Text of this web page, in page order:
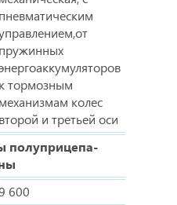
пневматическим
пружинных
к тормозным
механизмам колес
второй и третьей оси
полуприцепа-
600